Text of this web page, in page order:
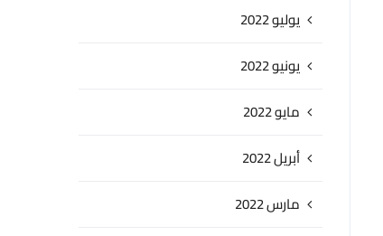
يوليو 2022
يونيو 2022
مايو 2022
أبريل 2022
مارس 2022